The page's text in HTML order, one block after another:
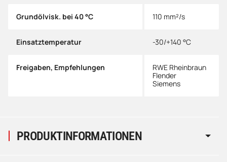
PRODUKTINFORMATIONEN
Grundölvisk. bei 40 °C 110 mm²/s
Einsatztemperatur -30/+140 °C
Freigaben, Empfehlungen
RWE Rheinbraun
Flender
Siemens